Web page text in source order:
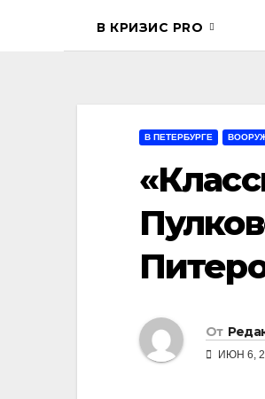
В КРИЗИС PRO
В ПЕТЕРБУРГЕ
От
ИЮН 6,